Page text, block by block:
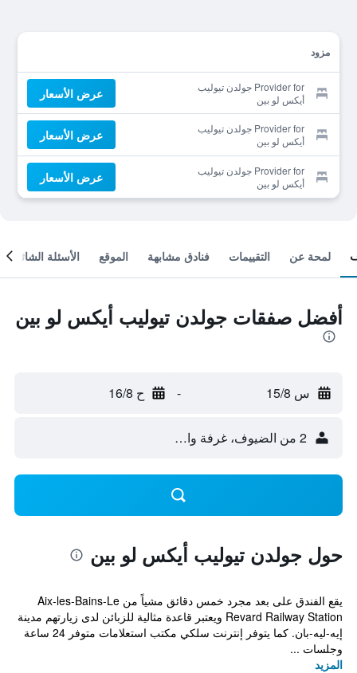
مزود
Provider for جولدن تيوليب
أيكس لو بين
عرض الأسعار
Provider for جولدن تيوليب
أيكس لو بين
عرض الأسعار
Provider for جولدن تيوليب
أيكس لو بين
عرض الأسعار
لمحة عن التقييمات فنادق مشابهة الموقع الأسئلة الشائعة
أفضل صفقات جولدن تيوليب أيكس لو بين
س 15/8 - ح 16/8
2 من الضيوف، غرفة واحدة
حول جولدن تيوليب أيكس لو بين
يقع الفندق على بعد مجرد خمس دقائق مشياً من Aix-les-Bains-Le
Revard Railway Station ويعتبر قاعدة مثالية للزبائن لدى زيارتهم مدينة
إيه-ليه-بان. كما يتوفر إنترنت سلكي مكتب استعلامات متوفر 24 ساعة
وجلسات ...
المزيد